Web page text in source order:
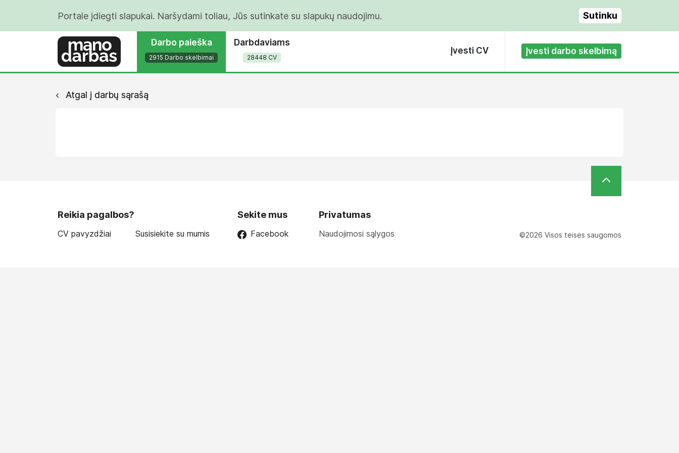
Portale įdiegti slapukai. Naršydami toliau, Jūs sutinkate su slapukų naudojimu. Sutinku
Darbo paieška
2915 Darbo skelbimai
Darbdaviams
28448 CV
Įvesti CV Įvesti darbo skelbimą
Atgal į darbų sąrašą
Reikia pagalbos?
CV pavyzdžiai Susisiekite su mumis
Sekite mus
Facebook
Privatumas
Naudojimosi sąlygos ©2026 Visos teisės saugomos